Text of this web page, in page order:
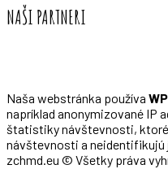
NAŠI PARTNERI
Naša webstránka používa
napríklad anonymizované IP
štatistiky návštevnosti, ktoré
návštevnosti a
zchmd.eu © Všetky práva